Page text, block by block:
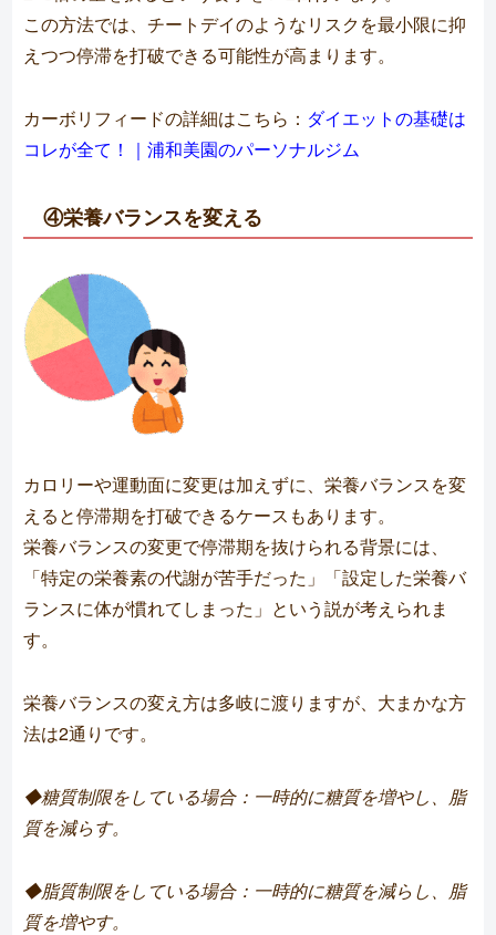
この方法では、チートデイのようなリスクを最小限に抑
えつつ停滞を打破できる可能性が高まります。
カーボリフィードの詳細はこちら： ダイエットの基礎は
コレが全て！｜浦和美園のパーソナルジム
④栄養バランスを変える
カロリーや運動面に変更は加えずに、栄養バランスを変
えると停滞期を打破できるケースもあります。
栄養バランスの変更で停滞期を抜けられる背景には、
「特定の栄養素の代謝が苦手だった」「設定した栄養バ
ランスに体が慣れてしまった」という説が考えられま
す。
栄養バランスの変え方は多岐に渡りますが、大まかな方
法は2通りです。
◆糖質制限をしている場合：一時的に糖質を増やし、脂
質を減らす。
◆脂質制限をしている場合：一時的に糖質を減らし、脂
質を増やす。